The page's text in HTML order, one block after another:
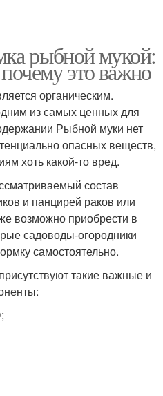
рыбной мукой:
это важно
органическим.
из самых ценных для
Рыбной муки нет
опасных веществ,
хоть какой-то вред.
состав
и панцирей раков или
возможно приобрести в
садоводы-огородники
самостоятельно.
такие важные и